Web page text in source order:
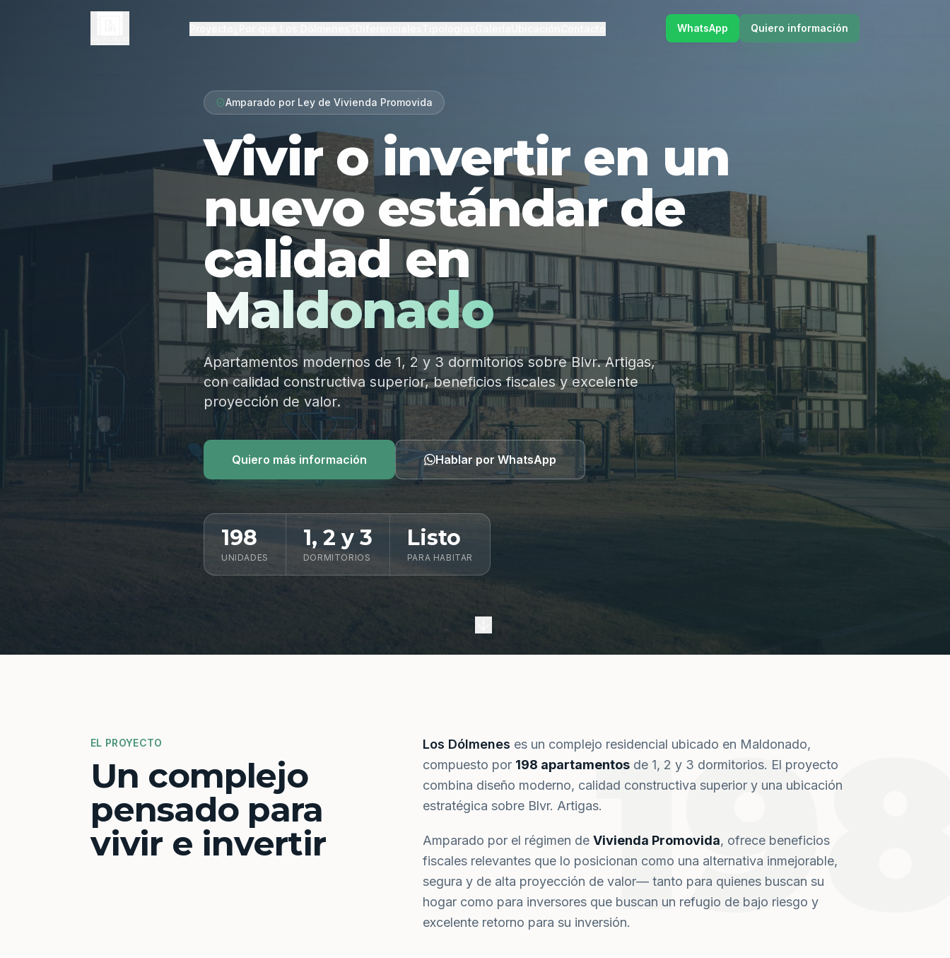
WhatsApp Quiero información
Amparado por Ley de Vivienda Promovida
Vivir o invertir en un
nuevo estándar de
calidad en
Maldonado
Apartamentos modernos de 1, 2 y 3 dormitorios sobre Blvr. Artigas,
con calidad constructiva superior, beneficios fiscales y excelente
proyección de valor.
Quiero más información Hablar por WhatsApp
198
UNIDADES
1, 2 y 3
DORMITORIOS
Listo
PARA HABITAR
EL PROYECTO
Un complejo
pensado para
vivir e invertir
Los Dólmenes es un complejo residencial ubicado en Maldonado,
compuesto por 198 apartamentos de 1, 2 y 3 dormitorios. El proyecto
combina diseño moderno, calidad constructiva superior y una ubicación
estratégica sobre Blvr. Artigas.
Amparado por el régimen de Vivienda Promovida, ofrece beneficios
fiscales relevantes que lo posicionan como una alternativa inmejorable,
segura y de alta proyección de valor— tanto para quienes buscan su
hogar como para inversores que buscan un refugio de bajo riesgo y
excelente retorno para su inversión.